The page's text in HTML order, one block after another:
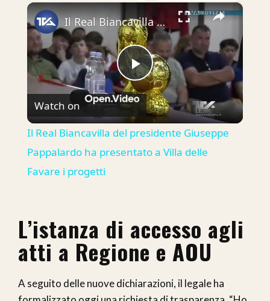
×
Play
Video
Il Real Biancavilla del presidente Giuseppe Pappalardo ha presentato a Villa delle Favare i progetti
Watch on
Il Real Biancavilla del presidente Giuseppe
Pappalardo ha presentato a Villa delle
Favare i progetti
L’istanza di accesso agli
atti a Regione e AOU
A seguito delle nuove dichiarazioni, il legale ha